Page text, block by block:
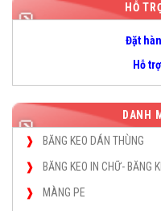
HỖ
Đặt
Hỗ
DANH
BĂNG KEO DÁN THÙNG
BĂNG KEO IN CHỮ- BĂNG
MÀNG PE